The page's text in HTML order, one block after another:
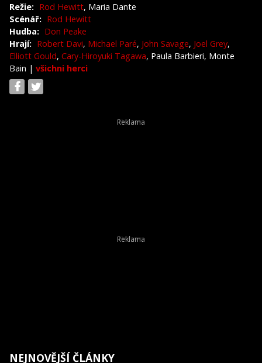
Režie: Rod Hewitt, Maria Dante
Scénář: Rod Hewitt
Hudba: Don Peake
Hrají: Robert Davi, Michael Paré, John Savage, Joel Grey,
Elliott Gould, Cary-Hiroyuki Tagawa, Paula Barbieri, Monte
Bain | všichni herci
NEJNOVĚJŠÍ ČLÁNKY